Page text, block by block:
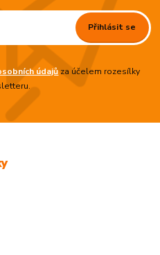
Přihlásit se
údajůza účelem rozesílky